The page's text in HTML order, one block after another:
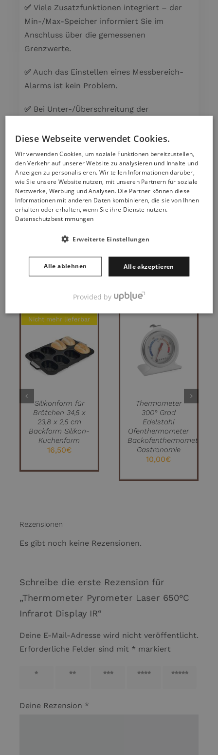
✅ Viele Zusatzfunktionen integriert – der
Min-/Max-Speicher informiert Sie im
Anschluss über die gemessenen
Grenzwerte.
✅Auch das Einstellen eines Messbereich-
Alarms ist kein Problem.
✅ Bei Unter-/Überschreitung der
mit rot blinkender Hintergrundbeleuchtung.
✅
Durch die kurze Ansprechzeit können
Spotmessungen zügig durchgeführt werden
und die Messwerte anschließend mit der
Data-Hold-Funktion im LCD-Display fixiert
werden.
Sie könnten auch Ihnen gefallen:
Nicht mehr lieferbar
DETAILS
Silikonform für
Brötchen 34,5 x
23,8 x 2,5 cm
Backform Silikon-
Kuchenform
16,50€
IN DEN
WARENKORB
/
DETAILS
Thermometer
300° Grad
Edelstahl
Ofenthermometer
Backofenthermometer
Gastronomie
10,00€
Rezensionen
Es gibt noch keine Rezensionen.
Schreibe die erste Rezension für
„Thermometer Pyrometer Laser 650°C
Infrarot Display IR“
Deine E-Mail-Adresse wird nicht veröffentlicht.
Erforderliche Felder sind mit * markiert
1 von
2 von
3 von
4 von
5 von
Deine Rezension *
Diese Webseite verwendet Cookies.
Wir verwenden Cookies, um soziale Funktionen bereitzustellen,
den Verkehr auf unserer Website zu analysieren und Inhalte und
Anzeigen zu personalisieren. Wir teilen Informationen darüber,
wie Sie unsere Website nutzen, mit unseren Partnern für soziale
Netzwerke, Werbung und Analysen. Die Partner können diese
Informationen mit anderen Daten kombinieren, die sie von Ihnen
erhalten oder erhalten, wenn Sie ihre Dienste nutzen.
Datenschutzbestimmungen
Alle akzeptieren
Alle ablehnen
Erweiterte Einstellungen
Provided by